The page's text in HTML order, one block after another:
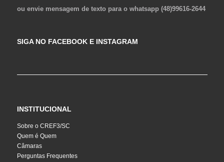
ou envie mensagem de texto para o whatsapp (48)99616-2644
SIGA NO FACEBOOK E INSTAGRAM
INSTITUCIONAL
Sobre o CREF3/SC
Quem é Quem
Câmaras
Perguntas Frequentes